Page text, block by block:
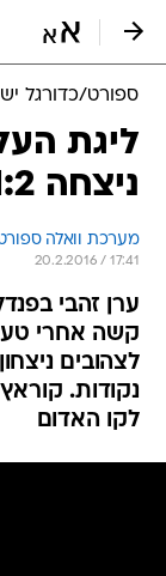
ספורט/כדורגל
ליגת
ניצחה 1:2 את הפועל חיפה
מערכת וואלה
20.2.2016 / 17:41
לצהובים
לקו האדום